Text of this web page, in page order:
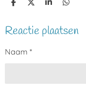
D
e
n
D
l
S
r
e
D
e
n
Reactie plaatsen
Naam *